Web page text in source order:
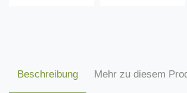
Beschreibung Mehr zu diesem